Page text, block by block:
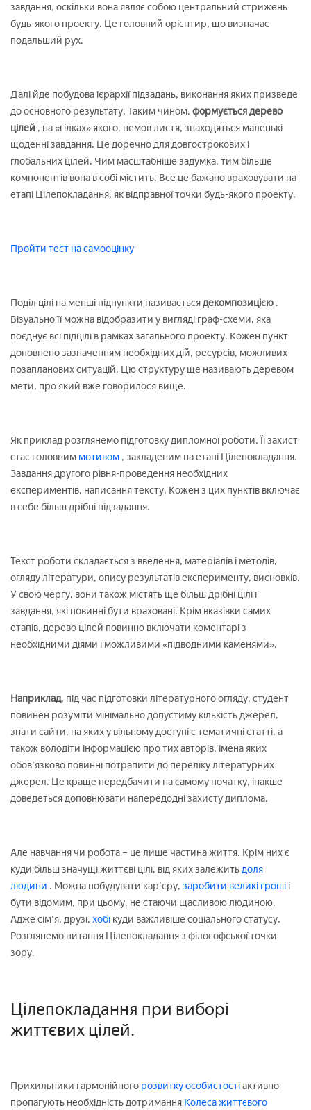
завдання, оскільки вона являє собою центральний стрижень
будь-якого проекту. Це головний орієнтир, що визначає
подальший рух.
Далі йде побудова ієрархії підзадань, виконання яких призведе
до основного результату. Таким чином, формується дерево
цілей , на «гілках» якого, немов листя, знаходяться маленькі
щоденні завдання. Це доречно для довгострокових і
глобальних цілей. Чим масштабніше задумка, тим більше
компонентів вона в собі містить. Все це бажано враховувати на
етапі Цілепокладання, як відправної точки будь-якого проекту.
Пройти тест на самооцінку
Поділ цілі на менші підпункти називаєтьсядекомпозицією .
Візуально її можна відобразити у вигляді граф-схеми, яка
поєднує всі підцілі в рамках загального проекту. Кожен пункт
доповнено зазначенням необхідних дій, ресурсів, можливих
позапланових ситуацій. Цю структуру ще називають деревом
мети, про який вже говорилося вище.
Як приклад розглянемо підготовку дипломної роботи. Її захист
стає головним мотивом , закладеним на етапі Цілепокладання.
Завдання другого рівня-проведення необхідних
експериментів, написання тексту. Кожен з цих пунктів включає
в себе більш дрібні підзадання.
Текст роботи складається з введення, матеріалів і методів,
огляду літератури, опису результатів експерименту, висновків.
У свою чергу, вони також містять ще більш дрібні цілі і
завдання, які повинні бути враховані. Крім вказівки самих
етапів, дерево цілей повинно включати коментарі з
необхідними діями і можливими «підводними каменями».
Наприклад, під час підготовки літературного огляду, студент
повинен розуміти мінімально допустиму кількість джерел,
знати сайти, на яких у вільному доступі є тематичні статті, а
також володіти інформацією про тих авторів, імена яких
обов'язково повинні потрапити до переліку літературних
джерел. Це краще передбачити на самому початку, інакше
доведеться доповнювати напередодні захисту диплома.
Але навчання чи робота – це лише частина життя. Крім них є
куди більш значущі життєві цілі, від яких залежитьдоля
людини . Можна побудувати кар'єру, заробити великі гроші і
бути відомим, при цьому, не стаючи щасливою людиною.
Адже сім'я, друзі, хобі куди важливіше соціального статусу.
Розглянемо питання Цілепокладання з філософської точки
зору.
Цілепокладання при виборі
життєвих цілей.
Прихильники гармонійного розвитку особистостіактивно
пропагують необхідність дотримання Колеса життєвого